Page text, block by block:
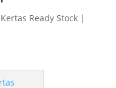
Ready Stock|